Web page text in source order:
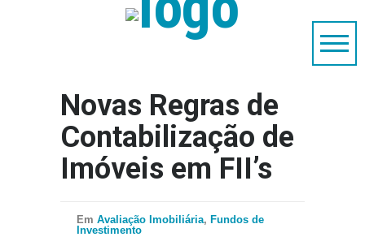
Novas Regras de
Contabilização de
Imóveis em FII’s
Em Avaliação Imobiliária, Fundos de
Investimento